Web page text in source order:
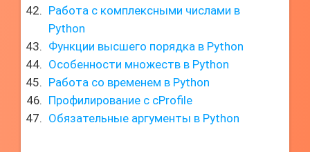
Работа с комплексными числами в
Python
Функции высшего порядка в Python
Особенности множеств в Python
Работа со временем в Python
Профилирование с cProfile
Обязательные аргументы в Python